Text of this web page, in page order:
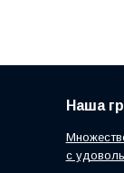
Наша
с